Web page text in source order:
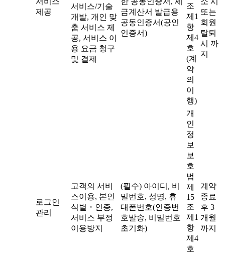
제공
서비스/기술
개발, 개인 맞
춤 서비스 제
공, 서비스 이
용 요금 청구
및 결제
금계산서 발급용
공동인증서(공인
인증서)
조
제1
항
제4
호
(계
약
의
이
행)
또는
회원
탈퇴
시 까
지
로그인
관리
고객의 서비
스이용, 본인
식별・인증,
서비스 부정
이용방지
(필수) 아이디, 비
밀번호, 성명, 휴
대폰번호(인증번
호발송, 비밀번호
초기화)
개
인
정
보
보
호
법
제
15
조
제1
항
제4
호
계약
종료
후 3
개월
까지